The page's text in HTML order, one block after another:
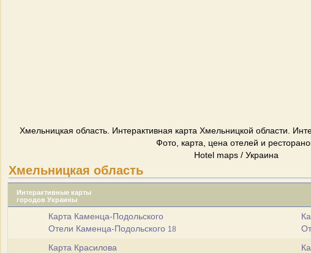
Хмельницкая область. Интерактивная карта Хмельницкой области.
Фото, карта, цена отелей и
Hotel maps / Украина
Хмельницкая область
Интерактивные карты
городов Украины
Карта Каменца-Подольского
Отели Каменца-Подольского 18
Карта Красилова